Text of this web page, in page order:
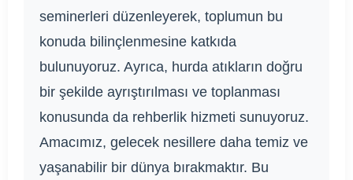
seminerleri düzenleyerek, toplumun bu
konuda bilinçlenmesine katkıda
bulunuyoruz. Ayrıca, hurda atıkların doğru
bir şekilde ayrıştırılması ve toplanması
konusunda da rehberlik hizmeti sunuyoruz.
Amacımız, gelecek nesillere daha temiz ve
yaşanabilir bir dünya bırakmaktır. Bu